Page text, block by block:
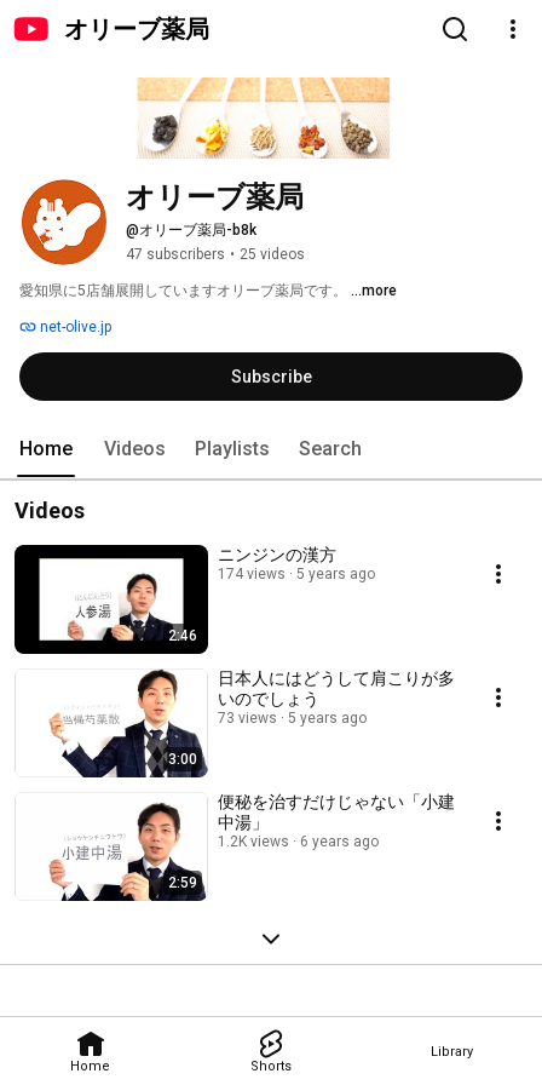
オリーブ薬局
Home Shorts
Library
オリーブ薬局
@オリーブ薬局-b8k
47 subscribers • 25 videos
愛知県に5店舗展開していますオリーブ薬局です。 ...more
net-olive.jp
Subscribe
Home Videos Playlists Search
Videos
2:46
ニンジンの漢方
174 views 5 years ago
3:00
日本人にはどうして肩こりが多
いのでしょう
73 views 5 years ago
2:59
便秘を治すだけじゃない「小建
中湯」
1.2K views 6 years ago